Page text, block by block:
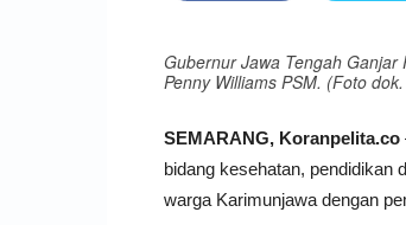
Gubernur Jawa Tengah
Penny Williams PSM. (Foto
SEMARANG, Koranpelita.co
bidang kesehatan, pendidikan
warga Karimunjawa dengan